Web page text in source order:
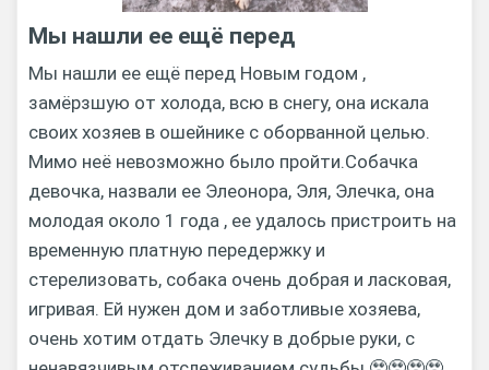
Мы нашли ее ещё перед
Мы нашли ее ещё перед Новым годом ,
замёрзшую от холода, всю в снегу, она искала
своих хозяев в ошейнике с оборванной целью.
Мимо неё невозможно было пройти.Собачка
девочка, назвали ее Элеонора, Эля, Элечка, она
молодая около 1 года , ее удалось пристроить на
временную платную передержку и
стерелизовать, собака очень добрая и ласковая,
игривая. Ей нужен дом и заботливые хозяева,
очень хотим отдать Элечку в добрые руки, с